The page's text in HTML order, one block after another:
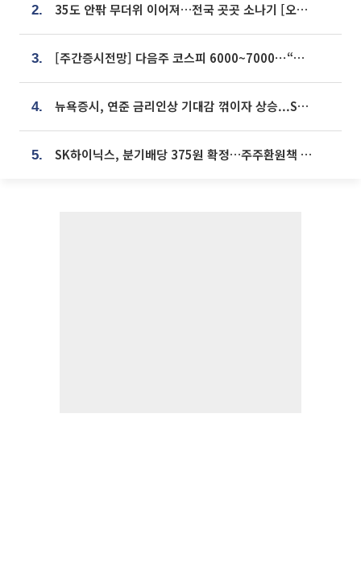
2. 35도 안팎 무더위 이어져…전국 곳곳 소나기 [오늘 날씨]
3. [주간증시전망] 다음주 코스피 6000~7000⋯“外人 수급은 정책이 변수”
4. 뉴욕증시, 연준 금리인상 기대감 꺾이자 상승...S&P500 사상 최고치 [종합]
5. SK하이닉스, 분기배당 375원 확정…주주환원책 9월로 앞당겨 발표